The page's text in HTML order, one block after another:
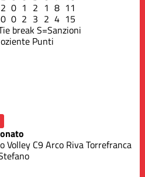
2 0 1 2 1 8 11
0 0 2 3 2 4 15
breakS=Sanzioni
Punti
Volley C9 Arco RivaTorrefranca